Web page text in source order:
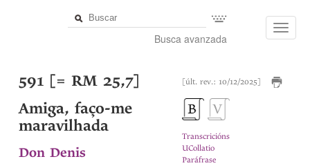
Busca avanzada
[últ. rev.: 10/12/2025]
Transcricións
UCollatio
Paráfrase
591 [= RM 25,7]
Amiga, faço-me
maravilhada
Don Denis